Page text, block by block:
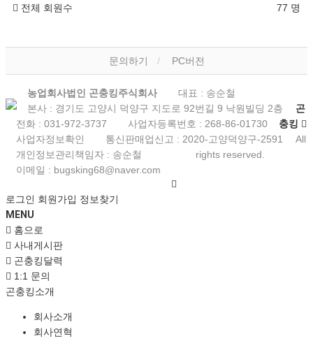
전체 회원수
77 명
문의하기 PC버전
농업회사법인 곤충킹주식회사
대표 : 송순철
본사 : 경기도 고양시 덕양구 지도로 92번길 9 낙원빌딩 2층
전화 : 031-972-3737 사업자등록번호 : 268-86-01730
사업자정보확인
통신판매업신고 : 2020-고양덕양구-2591
개인정보관리책임자 : 송순철
이메일 : bugsking68@naver.com
곤
충킹
All
rights reserved.
로그인 회원가입 정보찾기
MENU
홈으로
사내게시판
곤충킹달력
1:1 문의
곤충킹소개
회사소개
회사연혁